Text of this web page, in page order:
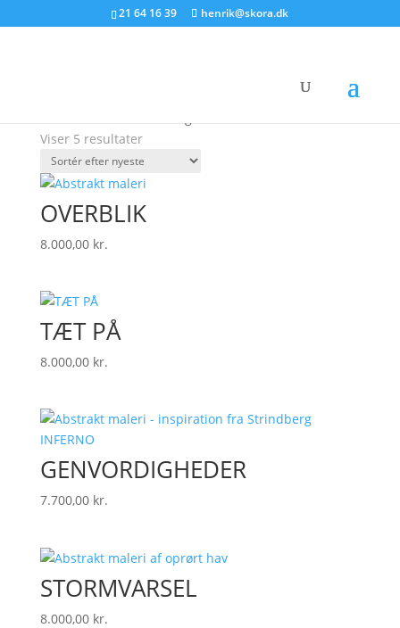
21 64 16 39 henrik@skora.dk
Viser 5 resultaterSorteret
efter
seneste
OVERBLIK
8.000,00 kr.
TÆT PÅ
8.000,00 kr.
GENVORDIGHEDER
7.700,00 kr.
STORMVARSEL
8.000,00 kr.